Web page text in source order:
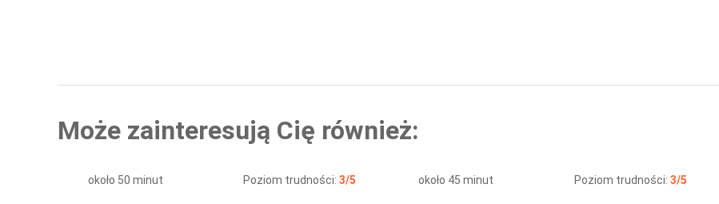
Może zainteresują Cię również:
około 50 minut Poziom trudności:3/5 około 45 minut Poziom trudności: 3/5